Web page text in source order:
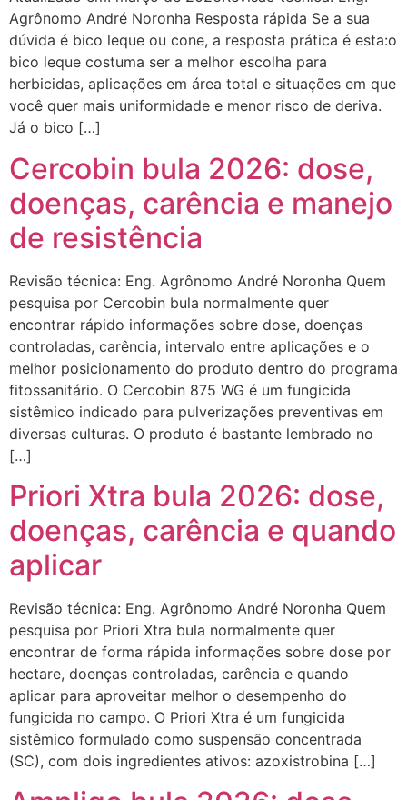
Agrônomo André Noronha Resposta rápida Se a sua
dúvida é bico leque ou cone, a resposta prática é esta:o
bico leque costuma ser a melhor escolha para
herbicidas, aplicações em área total e situações em que
você quer mais uniformidade e menor risco de deriva.
Já o bico […]
Cercobin bula 2026: dose,
doenças, carência e manejo
de resistência
Revisão técnica: Eng. Agrônomo André Noronha Quem
pesquisa por Cercobin bula normalmente quer
encontrar rápido informações sobre dose, doenças
controladas, carência, intervalo entre aplicações e o
melhor posicionamento do produto dentro do programa
fitossanitário. O Cercobin 875 WG é um fungicida
sistêmico indicado para pulverizações preventivas em
diversas culturas. O produto é bastante lembrado no
[…]
Priori Xtra bula 2026: dose,
doenças, carência e quando
aplicar
Revisão técnica: Eng. Agrônomo André Noronha Quem
pesquisa por Priori Xtra bula normalmente quer
encontrar de forma rápida informações sobre dose por
hectare, doenças controladas, carência e quando
aplicar para aproveitar melhor o desempenho do
fungicida no campo. O Priori Xtra é um fungicida
sistêmico formulado como suspensão concentrada
(SC), com dois ingredientes ativos: azoxistrobina […]